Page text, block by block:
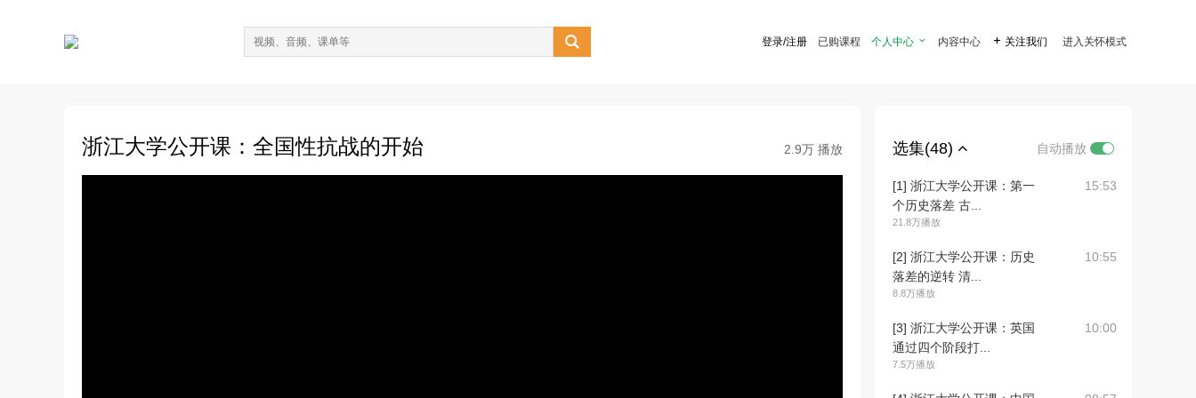
 登录/注册 已购课程 个人中心  内容中心  关注我们 进入关怀模式
浙江大学公开课：全国性抗战的开始 2.9万 播放 选集(48) 自动播放
[1] 浙江大学公开课：第一
个历史落差 古...
21.8万播放
15:53
[2] 浙江大学公开课：历史
落差的逆转 清...
8.8万播放
10:55
[3] 浙江大学公开课：英国
通过四个阶段打...
7.5万播放
10:00